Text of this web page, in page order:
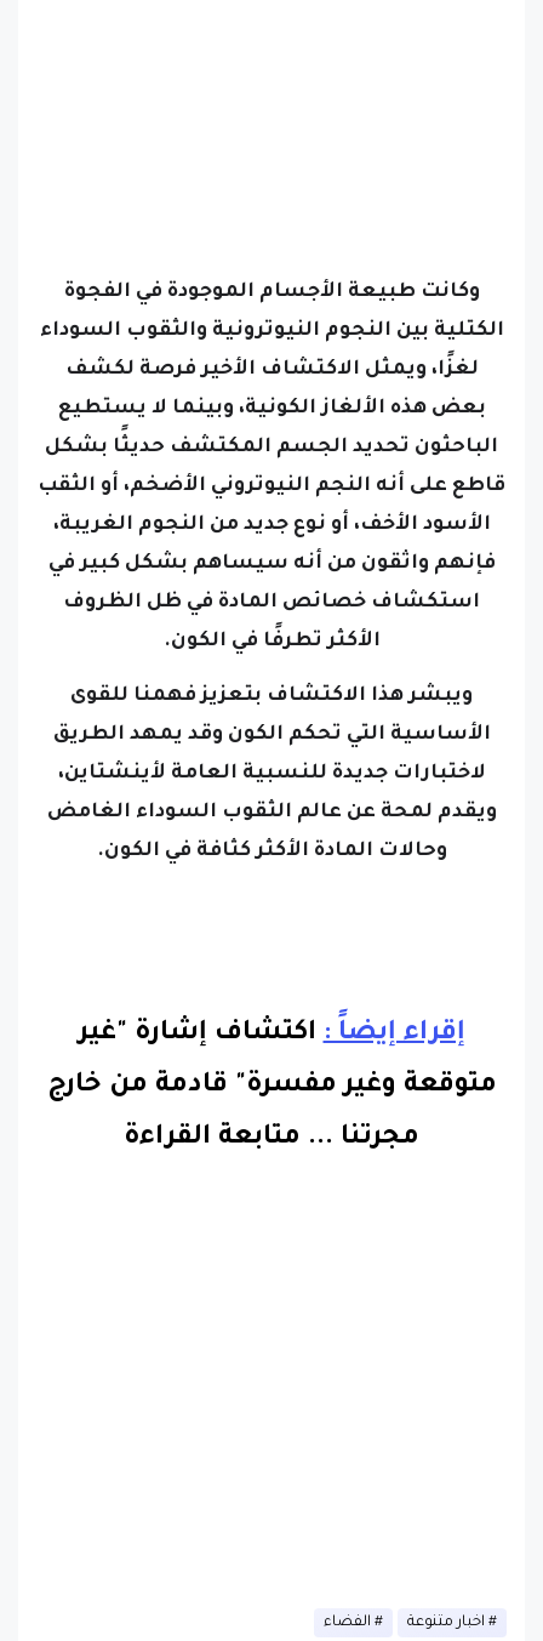
الكتلية بين النجوم النيوترونية والثقوب السوداء
لغزًا، ويمثل الاكتشاف الأخير فرصة لكشف
بعض هذه الألغاز الكونية، وبينما لا يستطيع
الباحثون تحديد الجسم المكتشف حديثًا بشكل
قاطع على أنه النجم النيوتروني الأضخم، أو الثقب
الأسود الأخف، أو نوع جديد من النجوم الغريبة،
فإنهم واثقون من أنه سيساهم بشكل كبير في
استكشاف خصائص المادة في ظل الظروف
الأكثر تطرفًا في الكون.
ويبشر هذا الاكتشاف بتعزيز فهمنا للقوى
الأساسية التي تحكم الكون وقد يمهد الطريق
لاختبارات جديدة للنسبية العامة لأينشتاين،
ويقدم لمحة عن عالم الثقوب السوداء الغامض
وحالات المادة الأكثر كثافة في الكون.
متوقعة وغير مفسرة" قادمة من خارج
مجرتنا ... متابعة القراءة